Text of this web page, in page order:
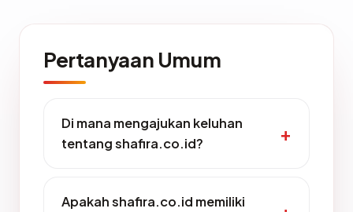
Pertanyaan Umum
Di mana mengajukan keluhan
tentang shafira.co.id?
Apakah shafira.co.id memiliki